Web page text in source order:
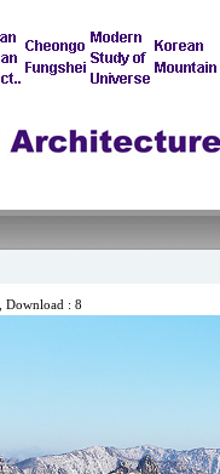
, Download : 8